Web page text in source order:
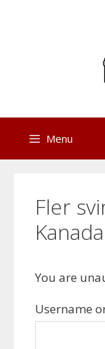
Menu
Fler
Kanada
You are
Username